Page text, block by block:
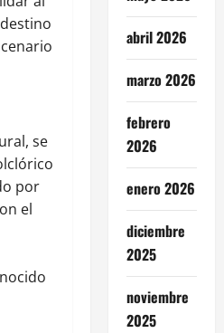
se
por
el
abril 2026
marzo 2026
febrero
2026
enero 2026
diciembre
2025
noviembre
2025